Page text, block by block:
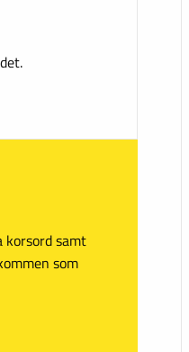
korsord samt
som